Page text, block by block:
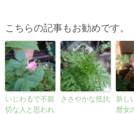
こちらの記事もお勧めです。
いじわるで不親
切な人と思われ
ささやかな抵抗
新し
暦女